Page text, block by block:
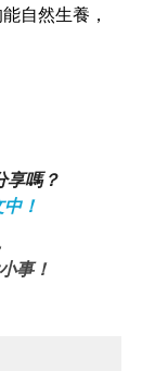
自然生養，
享嗎？
！
事！